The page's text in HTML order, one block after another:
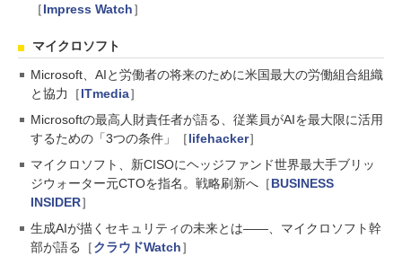
［Impress Watch］
マイクロソフト
Microsoft、AIと労働者の将来のために米国最大の労働組合組織
と協力［ITmedia］
Microsoftの最高人財責任者が語る、従業員がAIを最大限に活用
するための「3つの条件」［lifehacker］
マイクロソフト、新CISOにヘッジファンド世界最大手ブリッ
ジウォーター元CTOを指名。戦略刷新へ［BUSINESS
INSIDER］
生成AIが描くセキュリティの未来とは――、マイクロソフト幹
部が語る［クラウドWatch］